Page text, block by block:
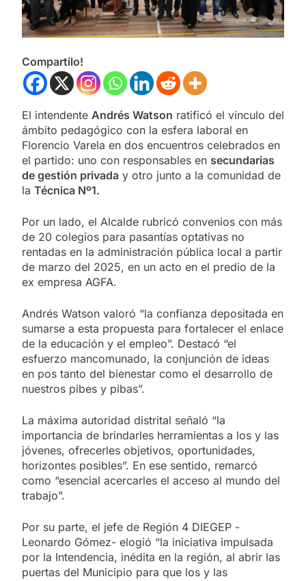
Compartilo!
El intendente Andrés Watson ratificó el vínculo del
ámbito pedagógico con la esfera laboral en
Florencio Varela en dos encuentros celebrados en
el partido: uno con responsables en secundarias
de gestión privada y otro junto a la comunidad de
la Técnica Nº1.
Por un lado, el Alcalde rubricó convenios con más
de 20 colegios para pasantías optativas no
rentadas en la administración pública local a partir
de marzo del 2025, en un acto en el predio de la
ex empresa AGFA.
Andrés Watson valoró “la confianza depositada en
sumarse a esta propuesta para fortalecer el enlace
de la educación y el empleo”. Destacó “el
esfuerzo mancomunado, la conjunción de ideas
en pos tanto del bienestar como el desarrollo de
nuestros pibes y pibas”.
La máxima autoridad distrital señaló “la
importancia de brindarles herramientas a los y las
jóvenes, ofrecerles objetivos, oportunidades,
horizontes posibles”. En ese sentido, remarcó
como “esencial acercarles el acceso al mundo del
trabajo”.
Por su parte, el jefe de Región 4 DIEGEP -
Leonardo Gómez- elogió “la iniciativa impulsada
por la Intendencia, inédita en la región, al abrir las
puertas del Municipio para que los y las